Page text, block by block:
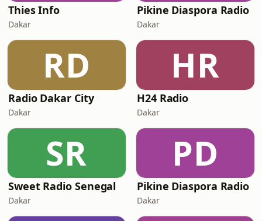
Thies Info
Dakar
Pikine Diaspora Radio
Dakar
RD
Radio Dakar City
Dakar
HR
H24 Radio
Dakar
SR
Sweet Radio Senegal
Dakar
PD
Pikine Diaspora Radio
Dakar